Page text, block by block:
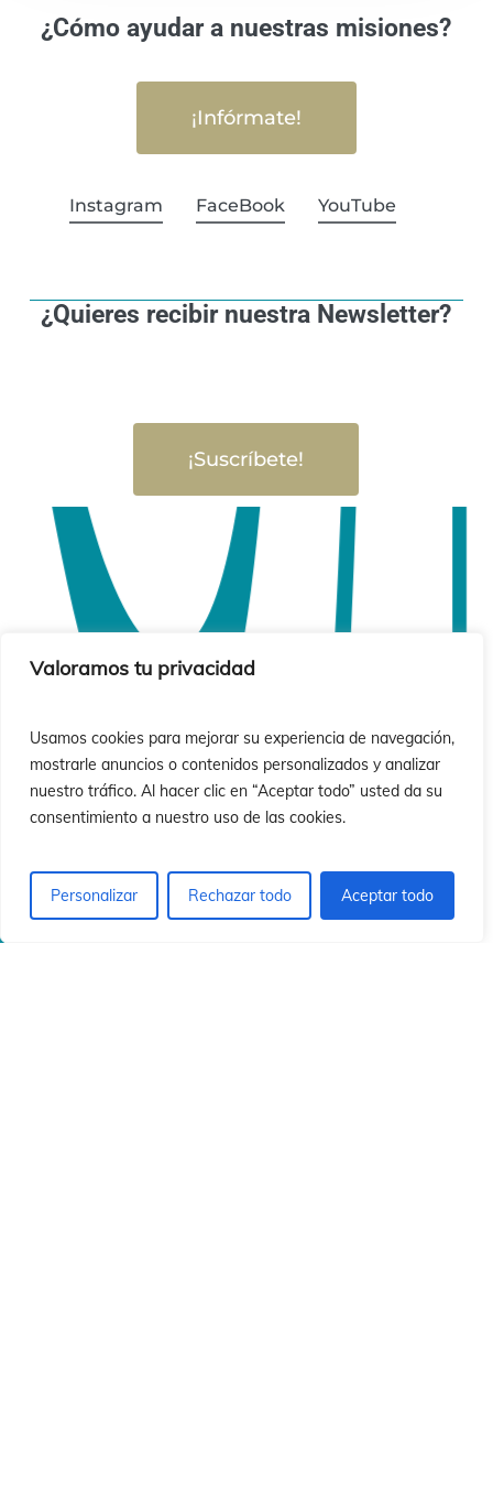
Valoramos tu privacidad
Usamos cookies para mejorar su experiencia de navegación,
mostrarle anuncios o contenidos personalizados y analizar
nuestro tráfico. Al hacer clic en “Aceptar todo” usted da su
consentimiento a nuestro uso de las cookies.
Personalizar Rechazar todo Aceptar todo
¿Cómo ayudar a nuestras misiones?
¡Infórmate!
Instagram FaceBook YouTube
¿Quieres recibir nuestra Newsletter?
¡Suscríbete!